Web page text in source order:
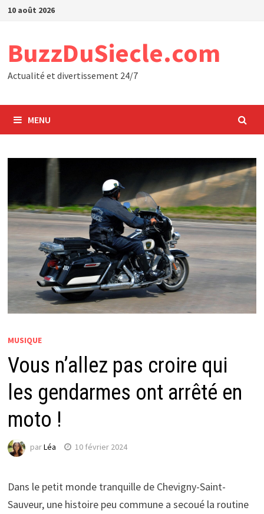
Passer
10 août 2026
BuzzDuSiecle.com
Actualité et divertissement 24/7
MENU
MUSIQUE
Vous n’allez pas croire qui
les gendarmes ont arrêté en
moto !
parLéa 10 février 2024
Dans le petit monde tranquille de Chevigny-Saint-
Sauveur, une histoire peu commune a secoué la routine